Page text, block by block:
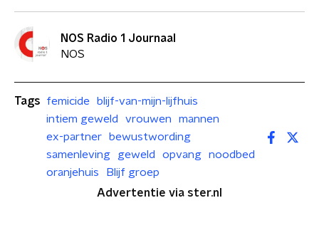
NOS Radio 1 Journaal
NOS
Tags femicide
blijf-van-mijn-lijfhuis
intiem geweld
vrouwen
mannen
ex-partner
bewustwording
samenleving
geweld opvang
noodbed
oranjehuis
Blijf groep
Advertentie via ster.nl